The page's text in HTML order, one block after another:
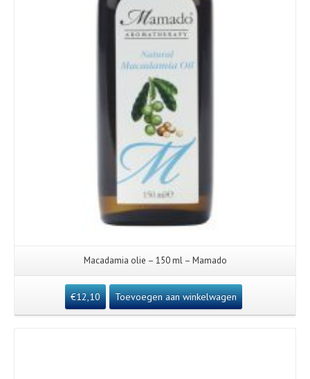
Macadamia olie – 150 ml – Mamado
€12,10 Toevoegen aan winkelwagen